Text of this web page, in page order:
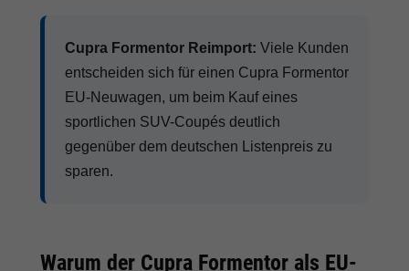
Cupra Formentor Reimport: Viele Kunden
entscheiden sich für einen Cupra Formentor
EU-Neuwagen, um beim Kauf eines
sportlichen SUV-Coupés deutlich
gegenüber dem deutschen Listenpreis zu
sparen.
Warum der Cupra Formentor als EU-